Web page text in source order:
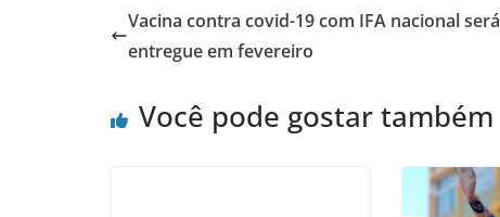
Vacina contra covid-19 com IFA nacional será
entregue em fevereiro
Você pode gostar também